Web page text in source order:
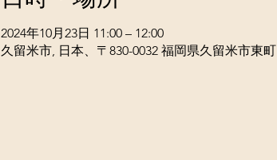
2024年10月23日 11:00 – 12:00
久留米市, 日本、〒830-0032 福岡県久留米市東町